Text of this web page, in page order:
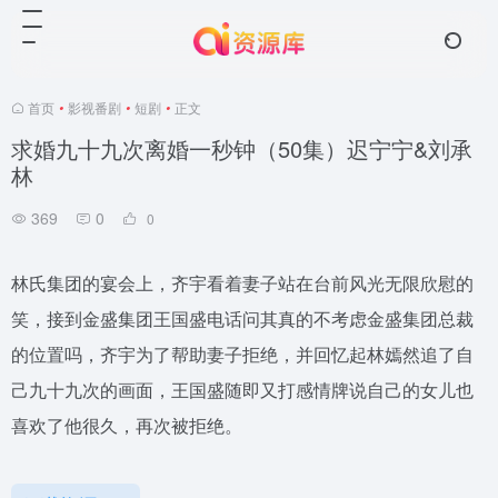
首页 • 影视番剧 • 短剧 • 正文
求婚九十九次离婚一秒钟（50集）迟宁宁&刘承
林
369 0 0
林氏集团的宴会上，齐宇看着妻子站在台前风光无限欣慰的
笑，接到金盛集团王国盛电话问其真的不考虑金盛集团总裁
的位置吗，齐宇为了帮助妻子拒绝，并回忆起林嫣然追了自
己九十九次的画面，王国盛随即又打感情牌说自己的女儿也
喜欢了他很久，再次被拒绝。